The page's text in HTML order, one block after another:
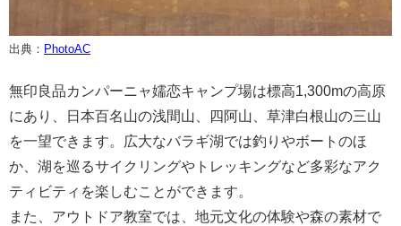
出典： PhotoAC
無印良品カンパーニャ嬬恋キャンプ場は標高1,300mの高原
にあり、日本百名山の浅間山、四阿山、草津白根山の三山
を一望できます。広大なバラギ湖では釣りやボートのほ
か、湖を巡るサイクリングやトレッキングなど多彩なアク
ティビティを楽しむことができます。
また、アウトドア教室では、地元文化の体験や森の素材で